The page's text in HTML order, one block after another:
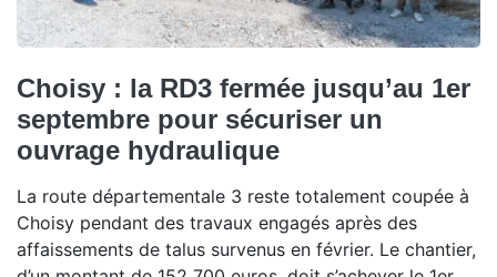
Choisy : la RD3 fermée jusqu’au 1er
septembre pour sécuriser un
ouvrage hydraulique
La route départementale 3 reste totalement coupée à
Choisy pendant des travaux engagés après des
affaissements de talus survenus en février. Le chantier,